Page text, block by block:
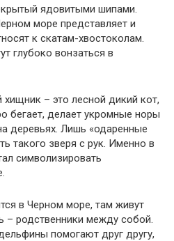
ядовитыми шипами.
море представляет и
к скатам-хвостоколам.
глубоко вонзаться в
– это лесной дикий кот,
бегает, делает укромные норы
деревьях. Лишь «одаренные
такого зверя с рук. Именно в
символизировать
в Черном море, там живут
– родственники между собой.
помогают друг другу,